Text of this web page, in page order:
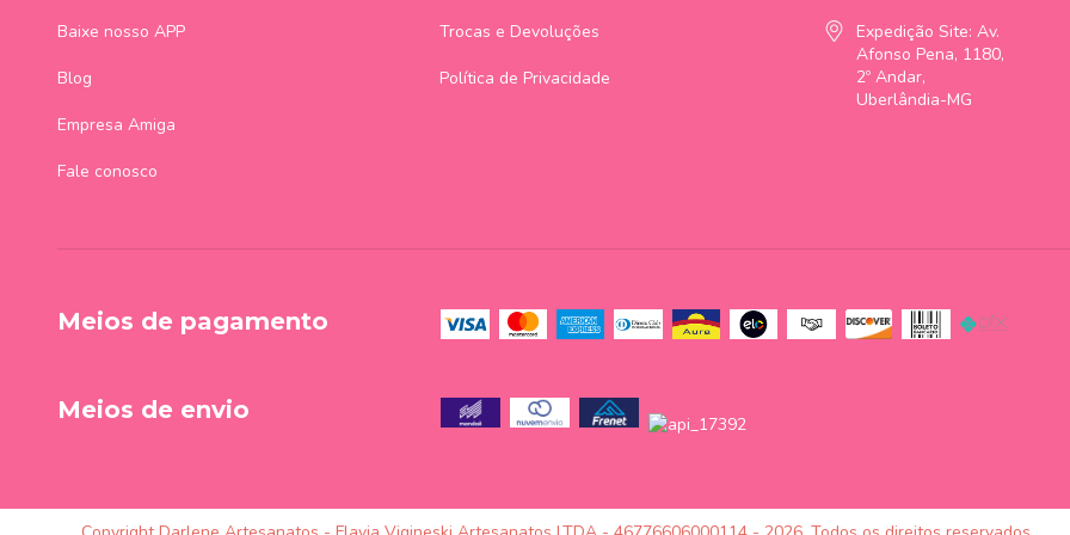
Baixe nosso APP
Blog
Empresa Amiga
Fale conosco
Trocas e Devoluções
Política de Privacidade
Expedição Site: Av.
Afonso Pena, 1180,
2º Andar,
Uberlândia-MG
Meios de pagamento
Meios de envio